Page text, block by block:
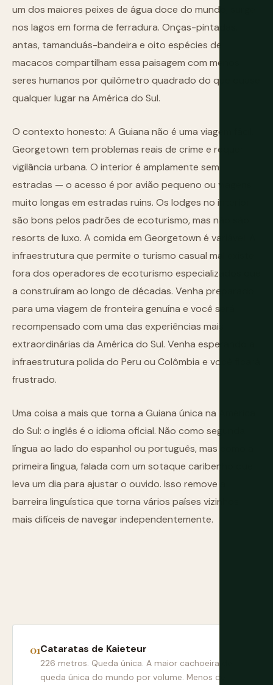
um dos maiores peixes de água doce do mundo, surge
nos lagos em forma de ferradura. Onças-pintadas,
antas, tamanduás-bandeira e oito espécies de
macacos compartilham essa paisagem com menos
seres humanos por quilômetro quadrado do que quase
qualquer lugar na América do Sul.
O contexto honesto: A Guiana não é uma viagem fácil.
Georgetown tem problemas reais de crime e requer
vigilância urbana. O interior é amplamente sem
estradas — o acesso é por avião pequeno ou viagens
muito longas em estradas ruins. Os lodges no interior
são bons pelos padrões de ecoturismo, mas não são
resorts de luxo. A comida em Georgetown é variável. A
infraestrutura que permite o turismo casual mal existe
fora dos operadores de ecoturismo especializados que
a construíram ao longo de décadas. Venha preparado
para uma viagem de fronteira genuína e você será
recompensado com uma das experiências mais
extraordinárias da América do Sul. Venha esperando a
infraestrutura polida do Peru ou Colômbia e você ficará
frustrado.
Uma coisa a mais que torna a Guiana única na América
do Sul: o inglês é o idioma oficial. Não como segunda
língua ao lado do espanhol ou português, mas como a
primeira língua, falada com um sotaque caribenho que
leva um dia para ajustar o ouvido. Isso remove a
barreira linguística que torna vários países vizinhos
mais difíceis de navegar independentemente.
Cataratas de Kaieteur
226 metros. Queda única. A maior cachoeira de
queda única do mundo por volume. Menos de